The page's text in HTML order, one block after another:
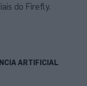
do Firefly.
ARTIFICIAL